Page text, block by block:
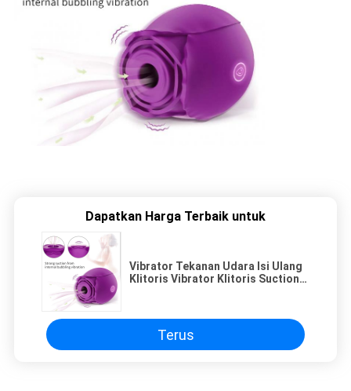
Dapatkan Harga Terbaik untuk
Vibrator Tekanan Udara Isi Ulang
Klitoris Vibrator Klitoris Suction
Terus